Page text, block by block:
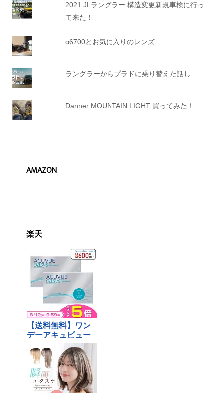
2021 JLラングラー 構造変更新規車検に行っ
て来た！
α6700とお気に入りのレンズ
ラングラーからプラドに乗り替えた話し
Danner MOUNTAIN LIGHT 買ってみた！
AMAZON
楽天